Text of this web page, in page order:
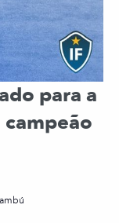
para a